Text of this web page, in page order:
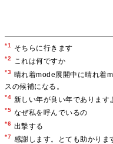
*1 そちらに行きます
*2 これは何ですか
*3 晴れ着mode展開中に晴れ着
スの候補になる。
*4 新しい年が良い年であります
*5 なぜ私を呼んでいるの
*6 出撃する
*7 感謝します。とても助かりま